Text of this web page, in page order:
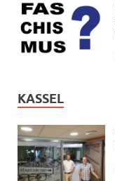
KASSEL